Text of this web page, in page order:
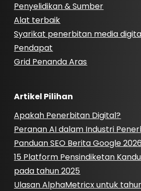
Penyelidikan & Sumber
Alat terbaik
Syarikat penerbitan media
Pendapat
Grid Penanda Aras
Artikel Pilihan
Apakah Penerbitan Digital?
Peranan AI dalam Industri
Panduan SEO Berita Google 2026
15 Platform Pensindiketan
pada tahun 2025
Ulasan AlphaMetricx untuk